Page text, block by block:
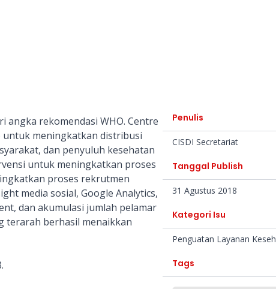
angka rekomendasi WHO. Centre
untuk meningkatkan distribusi
dan penyuluh kesehatan
untuk meningkatkan proses
proses rekrutmen
media sosial, Google Analytics,
dan akumulasi jumlah pelamar
terarah berhasil menaikkan
Penulis
CISDI Secretariat
Tanggal Publish
31 Agustus 2018
Kategori Isu
Penguatan Layanan
Tags